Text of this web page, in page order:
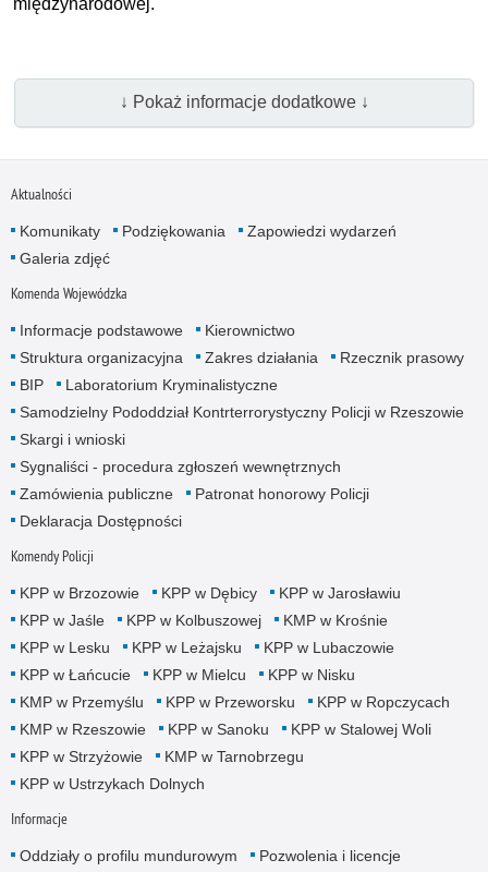
międzynarodowej.
↓ Pokaż informacje dodatkowe ↓
Aktualności
Komunikaty Podziękowania
Zapowiedzi wydarzeń
Galeria zdjęć
Komenda Wojewódzka
Informacje podstawowe
Kierownictwo
Struktura organizacyjna
Zakres działania
Rzecznik prasowy
BIP
Laboratorium Kryminalistyczne
Samodzielny Pododdział Kontrterrorystyczny Policji w Rzeszowie
Skargi i wnioski
Sygnaliści - procedura zgłoszeń wewnętrznych
Zamówienia publiczne
Patronat honorowy Policji
Deklaracja Dostępności
Komendy Policji
KPP w Brzozowie KPP w Dębicy
KPP w Jarosławiu
KPP w Jaśle
KPP w Kolbuszowej
KMP w Krośnie
KPP w Lesku
KPP w Leżajsku
KPP w Lubaczowie
KPP w Łańcucie
KPP w Mielcu
KPP w Nisku
KMP w Przemyślu
KPP w Przeworsku
KPP w Ropczycach
KMP w Rzeszowie
KPP w Sanoku
KPP w Stalowej Woli
KPP w Strzyżowie
KMP w Tarnobrzegu
KPP w Ustrzykach Dolnych
Informacje
Oddziały o profilu mundurowym
Pozwolenia i licencje